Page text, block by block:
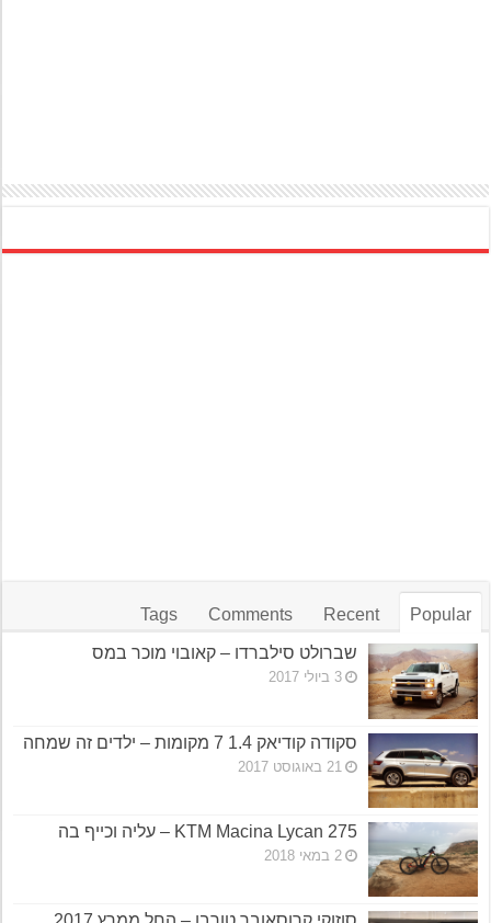
Popular
Recent
Comments
Tags
שברולט סילברדו – קאובוי מוכר במס
3 ביולי 2017
סקודה קודיאק 1.4 7 מקומות – ילדים זה שמחה
21 באוגוסט 2017
KTM Macina Lycan 275 – עליה וכייף בה
2 במאי 2018